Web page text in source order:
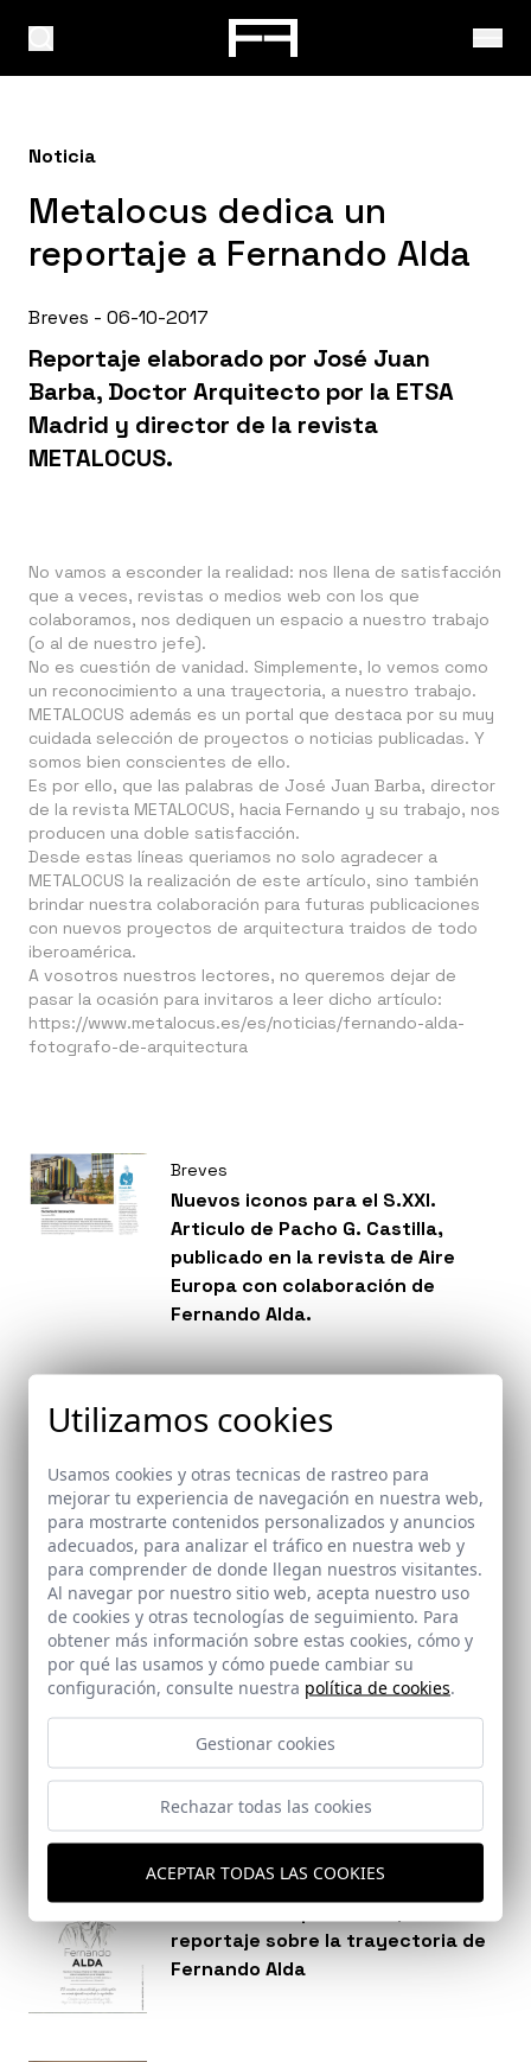
Noticia
Metalocus dedica un
reportaje a Fernando Alda
Breves - 06-10-2017
Reportaje elaborado por José Juan
Barba, Doctor Arquitecto por la ETSA
Madrid y director de la revista
METALOCUS.
No vamos a esconder la realidad: nos llena de satisfacción
que a veces, revistas o medios web con los que
colaboramos, nos dediquen un espacio a nuestro trabajo
(o al de nuestro jefe).
No es cuestión de vanidad. Simplemente, lo vemos como
un reconocimiento a una trayectoria, a nuestro trabajo.
METALOCUS además es un portal que destaca por su muy
cuidada selección de proyectos o noticias publicadas. Y
somos bien conscientes de ello.
Es por ello, que las palabras de José Juan Barba, director
de la revista METALOCUS, hacia Fernando y su trabajo, nos
producen una doble satisfacción.
Desde estas líneas queriamos no solo agradecer a
METALOCUS la realización de este artículo, sino también
brindar nuestra colaboración para futuras publicaciones
con nuevos proyectos de arquitectura traidos de todo
iberoamérica.
A vosotros nuestros lectores, no queremos dejar de
pasar la ocasión para invitaros a leer dicho artículo:
https://www.metalocus.es/es/noticias/fernando-alda-
fotografo-de-arquitectura
Breves
Nuevos iconos para el S.XXI.
Articulo de Pacho G. Castilla,
publicado en la revista de Aire
Europa con colaboración de
Fernando Alda.
Donde cantan las acequias y
crecen los chopos. Reforma del
antiguo Colegio Nacional Reyes
Católicos de Santa Fe como
biblioteca municipal. Santa Fe,
Granada recibe Premio EX AEQUO
en la categoría de Acción Pública
en los Premios de La Casa de la
Arquitectura.
Breves
La revista ST de Strugal, ha
publicado un extenso reportaje
sobre la trayectoria de Fernando
pensar que detrás de algunas de
mis imágenes se esconde una
cierta poética. Ese es el reto”.
Breves
reportaje sobre la trayectoria de
Fernando Alda
Utilizamos cookies
Usamos cookies y otras tecnicas de rastreo para
mejorar tu experiencia de navegación en nuestra web,
para mostrarte contenidos personalizados y anuncios
adecuados, para analizar el tráfico en nuestra web y
para comprender de donde llegan nuestros visitantes.
Al navegar por nuestro sitio web, acepta nuestro uso
de cookies y otras tecnologías de seguimiento. Para
obtener más información sobre estas cookies, cómo y
por qué las usamos y cómo puede cambiar su
configuración, consulte nuestra política de cookies.
Gestionar cookies
Rechazar todas las cookies
ACEPTAR TODAS LAS COOKIES